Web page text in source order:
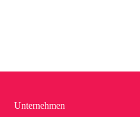
Unternehmen